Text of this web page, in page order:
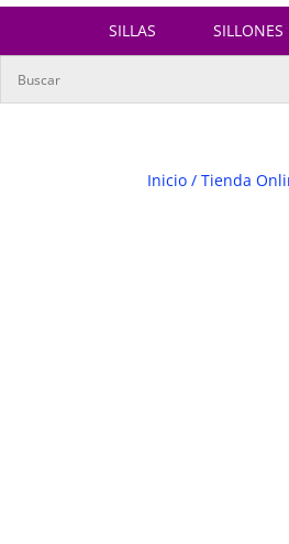
SILLAS SILLONES
Inicio /Tienda